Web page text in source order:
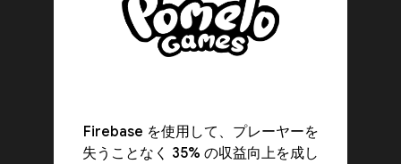
Firebase を使用して、プレーヤーを
失うことなく 35% の収益向上を成し